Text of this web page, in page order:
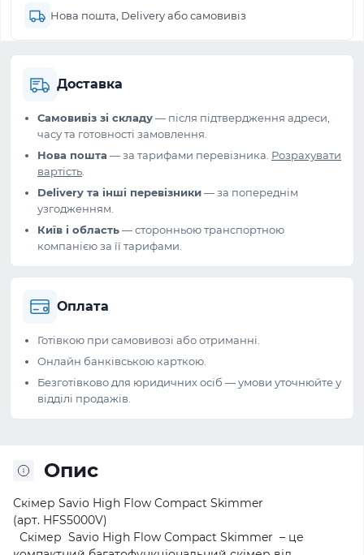
Нова пошта, Delivery або самовивіз
Доставка
Самовивіз зі складу— після підтвердження адреси,
часу та готовності замовлення.
Нова пошта — за тарифами перевізника. Розрахувати
вартість
Delivery та інші перевізники— за попереднім
узгодженням.
Київ і область— сторонньою транспортною
компанією за її тарифами.
Оплата
Готівкою при самовивозі або отриманні.
Онлайн банківською карткою.
Безготівково для юридичних осіб — умови уточнюйте у
відділі продажів.
Опис
Скімер Savio High Flow Compact Skimmer
(арт. HFS5000V)
Скімер Savio High Flow Compact Skimmer – це